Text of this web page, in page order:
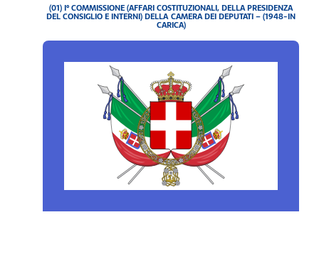
(01) I° COMMISSIONE (AFFARI COSTITUZIONALI, DELLA PRESIDENZA
DEL CONSIGLIO E INTERNI) DELLA CAMERA DEI DEPUTATI – (1948-IN
CARICA)